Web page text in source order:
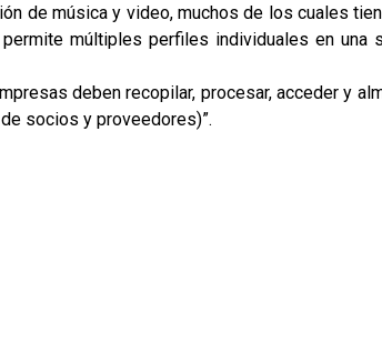
de música y video, muchos de los cuales
múltiples perfiles individuales en una
deben recopilar, procesar, acceder y
socios y proveedores)”.